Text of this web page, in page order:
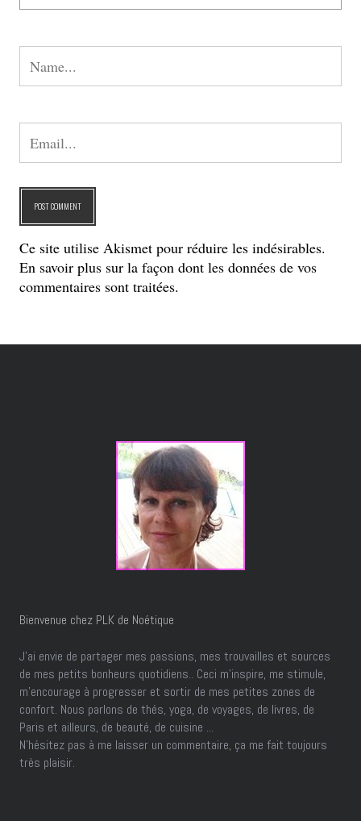
Ce site utilise Akismet pour réduire les indésirables.
En savoir plus sur la façon dont les données de vos
commentaires sont traitées.
Bienvenue chez PLK de Noétique
J’ai envie de partager mes passions, mes trouvailles et sources
de mes petits bonheurs quotidiens.. Ceci m'inspire, me stimule,
m'encourage à progresser et sortir de mes petites zones de
confort. Nous parlons de thés, yoga, de voyages, de livres, de
Paris et ailleurs, de beauté, de cuisine ...
N'hésitez pas à me laisser un commentaire, ça me fait toujours
très plaisir.